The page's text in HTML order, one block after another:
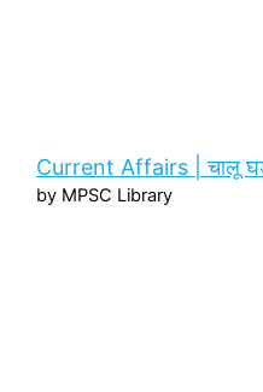
Current Affairs | चालू
by MPSC Library